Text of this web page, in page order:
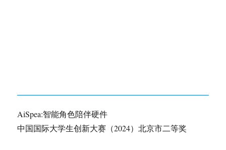
AiSpea:智能角色陪伴硬件
中国国际大学生创新大赛（2024）北京市二等奖